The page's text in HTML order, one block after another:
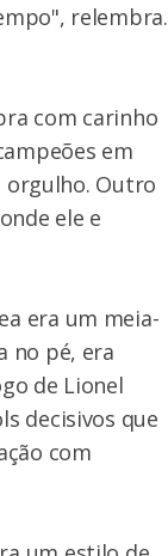
relembra.
com carinho
em
orgulho. Outro
ele e
era um meia-
no pé, era
de Lionel
decisivos que
com